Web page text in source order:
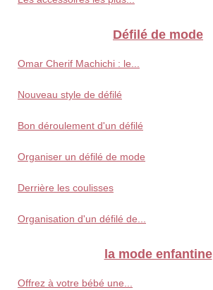
Défilé de mode
Omar Cherif Machichi : le...
Nouveau style de défilé
Bon déroulement d'un défilé
Organiser un défilé de mode
Derrière les coulisses
Organisation d'un défilé de...
la mode enfantine
Offrez à votre bébé une...